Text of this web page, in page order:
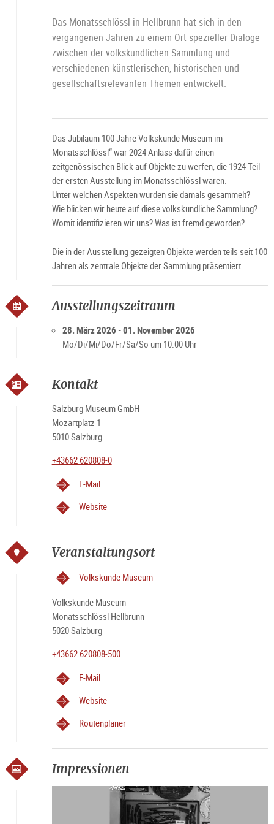
Das Monatsschlössl in Hellbrunn hat sich in den
vergangenen Jahren zu einem Ort spezieller Dialoge
zwischen der volkskundlichen Sammlung und
verschiedenen künstlerischen, historischen und
gesellschaftsrelevanten Themen entwickelt.
Das Jubiläum 100 Jahre Volkskunde Museum im
Monatsschlössl“ war 2024 Anlass dafür einen
zeitgenössischen Blick auf Objekte zu werfen, die 1924 Teil
der ersten Ausstellung im Monatsschlössl waren.
Unter welchen Aspekten wurden sie damals gesammelt?
Wie blicken wir heute auf diese volkskundliche Sammlung?
Womit identifizieren wir uns? Was ist fremd geworden?
Die in der Ausstellung gezeigten Objekte werden teils seit 100
Jahren als zentrale Objekte der Sammlung präsentiert.
Ausstellungszeitraum
28. März 2026 - 01. November 2026
Mo/Di/Mi/Do/Fr/Sa/So um 10:00 Uhr
Kontakt
Salzburg Museum GmbH
Mozartplatz 1
5010 Salzburg
+43662 620808-0
E-Mail
Website
Veranstaltungsort
Volkskunde Museum
Volkskunde Museum
Monatsschlössl Hellbrunn
5020 Salzburg
+43662 620808-500
E-Mail
Website
Routenplaner
Impressionen